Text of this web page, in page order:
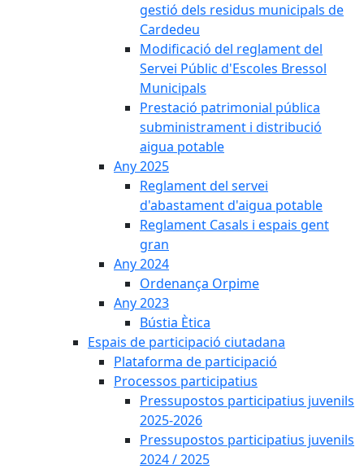
gestió dels residus municipals de
Cardedeu
Modificació del reglament del
Servei Públic d'Escoles Bressol
Municipals
Prestació patrimonial pública
subministrament i distribució
aigua potable
Any 2025
Reglament del servei
d'abastament d'aigua potable
Reglament Casals i espais gent
gran
Any 2024
Ordenança Orpime
Any 2023
Bústia Ètica
Espais de participació ciutadana
Plataforma de participació
Processos participatius
Pressupostos participatius juvenils
2025-2026
Pressupostos participatius juvenils
2024 / 2025